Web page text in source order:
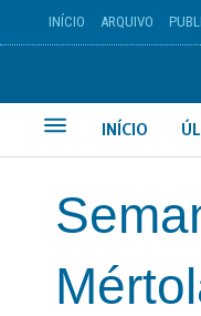
INÍCIO ARQUIVO
INÍCIO